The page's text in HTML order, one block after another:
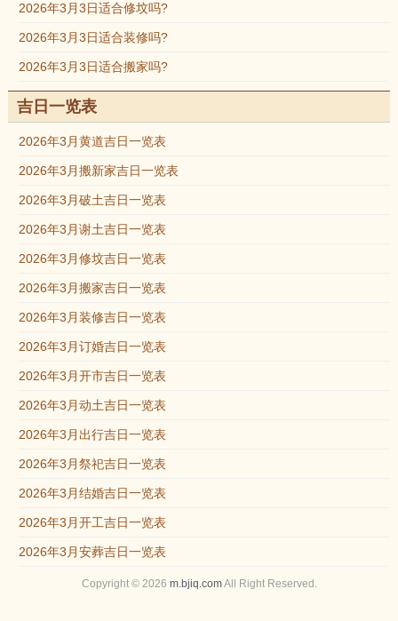
2026年3月3日适合修坟吗?
2026年3月3日适合装修吗?
2026年3月3日适合搬家吗?
吉日一览表
2026年3月黄道吉日一览表
2026年3月搬新家吉日一览表
2026年3月破土吉日一览表
2026年3月谢土吉日一览表
2026年3月修坟吉日一览表
2026年3月搬家吉日一览表
2026年3月装修吉日一览表
2026年3月订婚吉日一览表
2026年3月开市吉日一览表
2026年3月动土吉日一览表
2026年3月出行吉日一览表
2026年3月祭祀吉日一览表
2026年3月结婚吉日一览表
2026年3月开工吉日一览表
2026年3月安葬吉日一览表
Copyright © 2026 m.bjiq.comAll Right Reserved.